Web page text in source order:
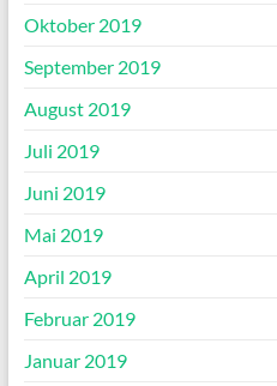
Oktober 2019
September 2019
August 2019
Juli 2019
Juni 2019
Mai 2019
April 2019
Februar 2019
Januar 2019